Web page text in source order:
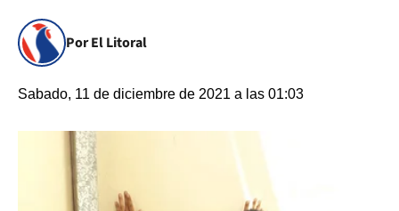
Por El Litoral
Sabado, 11 de diciembre de 2021 a las 01:03